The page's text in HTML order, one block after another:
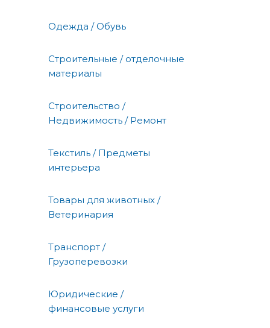
Одежда / Обувь
Строительные / отделочные
материалы
Строительство /
Недвижимость / Ремонт
Текстиль / Предметы
интерьера
Товары для животных /
Ветеринария
Транспорт /
Грузоперевозки
Юридические /
финансовые услуги